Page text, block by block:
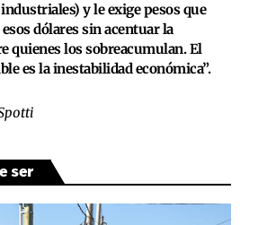
y le exige pesos que
dólares sin acentuar la
quienes los sobreacumulan. El
es la inestabilidad económica”.
ser